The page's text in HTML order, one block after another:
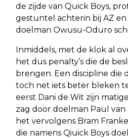
de zijde van Quick Boys,
gestuntel achterin bij AZ
doelman Owusu-Oduro
Inmiddels, met de klok al
het dus penalty’s die de
brengen. Een discipline die
toch net iets beter bleken
eerst Dani de Wit zijn
zag door doelman Paul
het vervolgens Bram
die namens Qiuick Boys